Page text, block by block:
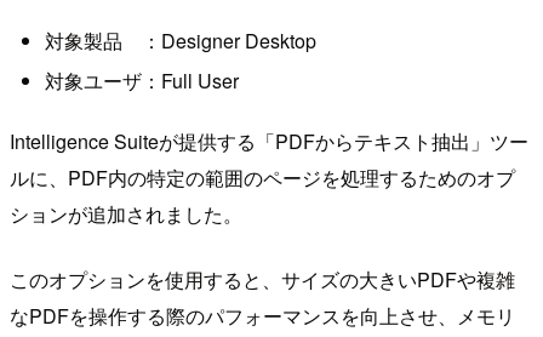
対象製品 ：Designer Desktop
対象ユーザ：Full User
Intelligence Suiteが提供する「PDFからテキスト抽出」ツー
ルに、PDF内の特定の範囲のページを処理するためのオプ
ションが追加されました。
このオプションを使用すると、サイズの大きいPDFや複雑
なPDFを操作する際のパフォーマンスを向上させ、メモリ